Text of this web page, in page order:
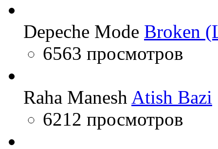
Depeche Mode Broken
6563 просмотров
Raha Manesh Atish Bazi
6212 просмотров